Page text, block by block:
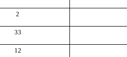
2
33
12